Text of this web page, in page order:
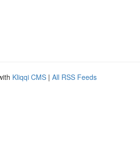
Kliqqi CMS | All RSS Feeds